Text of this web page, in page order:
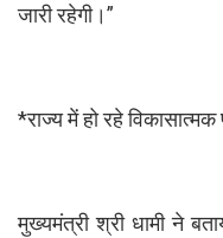
जारी रहेगी।”
*राज्य में हो रहे
मुख्यमंत्री श्री धामी ने